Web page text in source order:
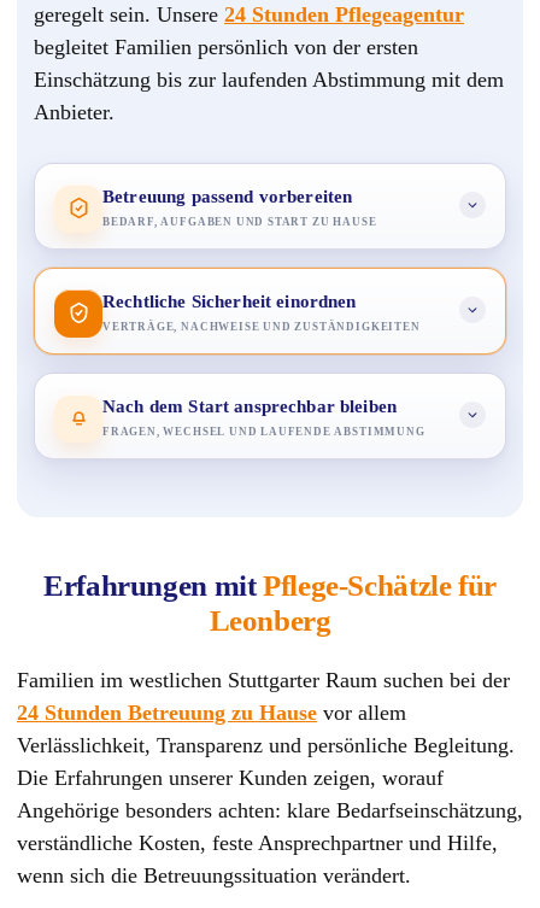
geregelt sein. Unsere 24 Stunden Pflegeagentur
begleitet Familien persönlich von der ersten
Einschätzung bis zur laufenden Abstimmung mit dem
Anbieter.
Betreuung passend vorbereiten
BEDARF, AUFGABEN UND START ZU HAUSE
Rechtliche Sicherheit einordnen
VERTRÄGE, NACHWEISE UND ZUSTÄNDIGKEITEN
Nach dem Start ansprechbar bleiben
FRAGEN, WECHSEL UND LAUFENDE ABSTIMMUNG
Erfahrungen mitPflege-Schätzle für
Leonberg
Familien im westlichen Stuttgarter Raum suchen bei der
24 Stunden Betreuung zu Hause vor allem
Verlässlichkeit, Transparenz und persönliche Begleitung.
Die Erfahrungen unserer Kunden zeigen, worauf
Angehörige besonders achten: klare Bedarfseinschätzung,
verständliche Kosten, feste Ansprechpartner und Hilfe,
wenn sich die Betreuungssituation verändert.